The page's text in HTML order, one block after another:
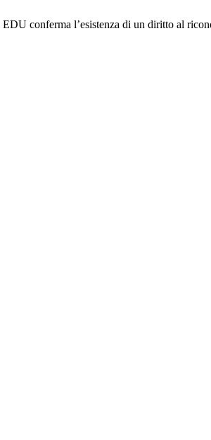
conferma l’esistenza di un diritto al